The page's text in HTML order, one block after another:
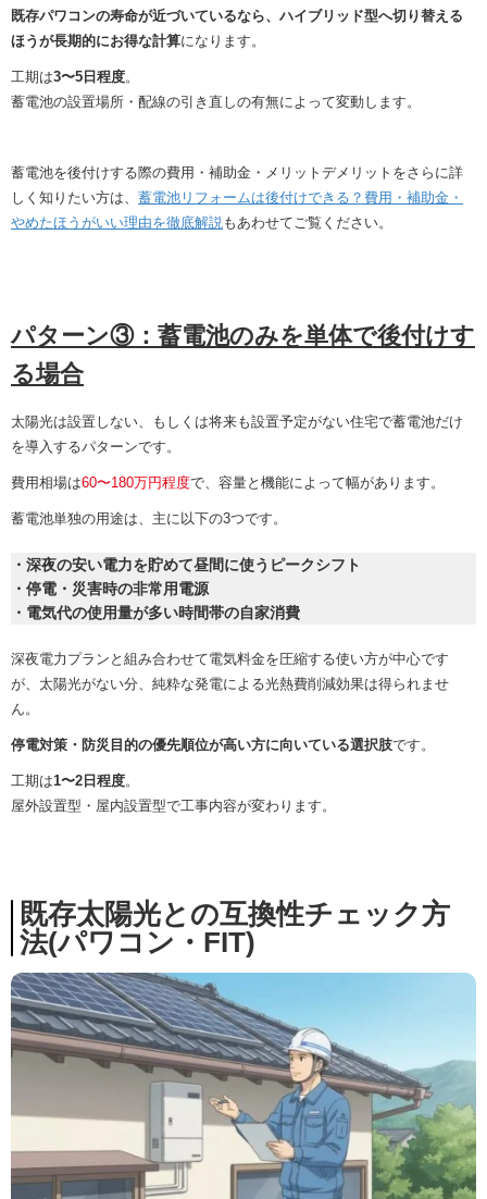
既存パワコンの寿命が近づいているなら、ハイブリッド型へ切り替える
ほうが長期的にお得な計算になります。
工期は3〜5日程度。
蓄電池の設置場所・配線の引き直しの有無によって変動します。
蓄電池を後付けする際の費用・補助金・メリットデメリットをさらに詳
しく知りたい方は、 蓄電池リフォームは後付けできる？費用・補助金・
やめたほうがいい理由を徹底解説 もあわせてご覧ください。
パターン③：蓄電池のみを単体で後付けす
る場合
太陽光は設置しない、もしくは将来も設置予定がない住宅で蓄電池だけ
を導入するパターンです。
費用相場は60〜180万円程度で、容量と機能によって幅があります。
蓄電池単独の用途は、主に以下の3つです。
・深夜の安い電力を貯めて昼間に使うピークシフト
・停電・災害時の非常用電源
・電気代の使用量が多い時間帯の自家消費
深夜電力プランと組み合わせて電気料金を圧縮する使い方が中心です
が、太陽光がない分、純粋な発電による光熱費削減効果は得られませ
ん。
停電対策・防災目的の優先順位が高い方に向いている選択肢です。
工期は1〜2日程度。
屋外設置型・屋内設置型で工事内容が変わります。
既存太陽光との互換性チェック方
法(パワコン・FIT)